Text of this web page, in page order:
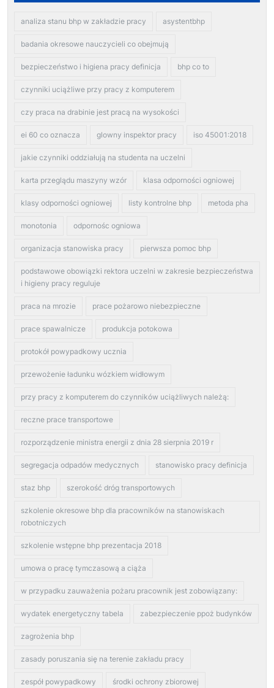
analiza stanu bhp w zakładzie pracy asystentbhp
badania okresowe nauczycieli co obejmują
bezpieczeństwo i higiena pracy definicja bhp co to
czynniki uciążliwe przy pracy z komputerem
czy praca na drabinie jest pracą na wysokości
ei 60 co oznacza glowny inspektor pracy iso 45001:2018
jakie czynniki oddziałują na studenta na uczelni
karta przeglądu maszyny wzór klasa odporności ogniowej
klasy odporności ogniowej listy kontrolne bhp metoda pha
monotonia odpornośc ogniowa
organizacja stanowiska pracy pierwsza pomoc bhp
podstawowe obowiązki rektora uczelni w zakresie bezpieczeństwa
i higieny pracy reguluje
praca na mrozie prace pożarowo niebezpieczne
prace spawalnicze produkcja potokowa
protokół powypadkowy ucznia
przewożenie ładunku wózkiem widłowym
przy pracy z komputerem do czynników uciążliwych należą:
reczne prace transportowe
rozporządzenie ministra energii z dnia 28 sierpnia 2019 r
segregacja odpadów medycznych stanowisko pracy definicja
staz bhp szerokość dróg transportowych
szkolenie okresowe bhp dla pracowników na stanowiskach
robotniczych
szkolenie wstępne bhp prezentacja 2018
umowa o pracę tymczasową a ciąża
w przypadku zauważenia pożaru pracownik jest zobowiązany:
wydatek energetyczny tabela zabezpieczenie ppoż budynków
zagrożenia bhp
zasady poruszania się na terenie zakładu pracy
zespół powypadkowy środki ochrony zbiorowej